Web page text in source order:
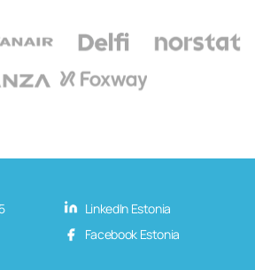
LinkedIn Estonia
Facebook Estonia